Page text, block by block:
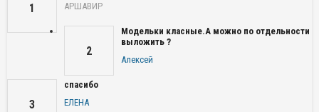
1
АРШАВИР
2
Модельки класные.А можно по отдельности
выложить ?
Алексей
3
спасибо
ЕЛЕНА